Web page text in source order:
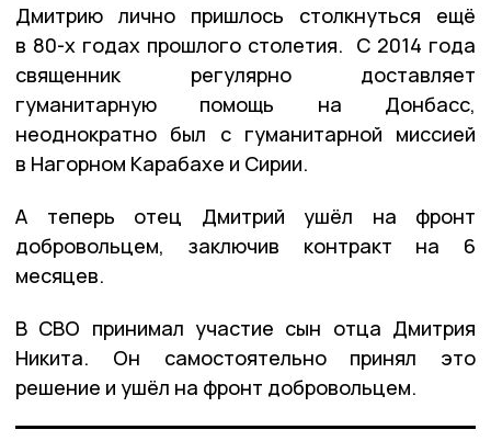
Дмитрию лично пришлось столкнуться ещё
в 80-х годах прошлого столетия. С 2014 года
священник регулярно доставляет
гуманитарную помощь на Донбасс,
неоднократно был с гуманитарной миссией
в Нагорном Карабахе и Сирии.
А теперь отец Дмитрий ушёл на фронт
добровольцем, заключив контракт на 6
месяцев.
В СВО принимал участие сын отца Дмитрия
Никита. Он самостоятельно принял это
решение и ушёл на фронт добровольцем.